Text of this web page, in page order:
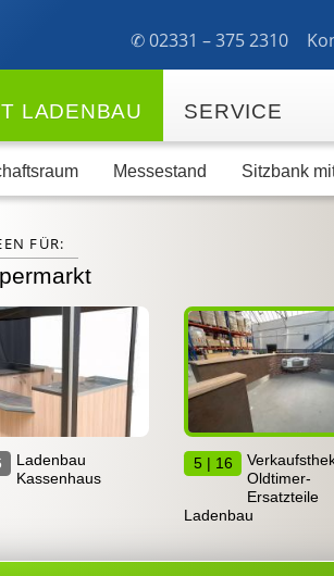
✆ 02331 – 3752310
LADENBAU SERVICE
Messestand Sitzbank
FÜR:
Ladenbau
Kassenhaus
5 | 16
Oldtimer-
Ersatzteile
Ladenbau